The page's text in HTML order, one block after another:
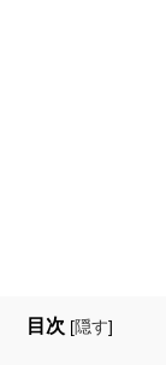
目次 [隠す]